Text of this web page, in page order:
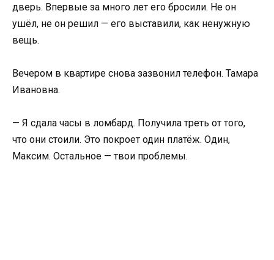
дверь. Впервые за много лет его бросили. Не он
ушёл, не он решил — его выставили, как ненужную
вещь.
Вечером в квартире снова зазвонил телефон. Тамара
Ивановна.
— Я сдала часы в ломбард. Получила треть от того,
что они стоили. Это покроет один платёж. Один,
Максим. Остальное — твои проблемы.